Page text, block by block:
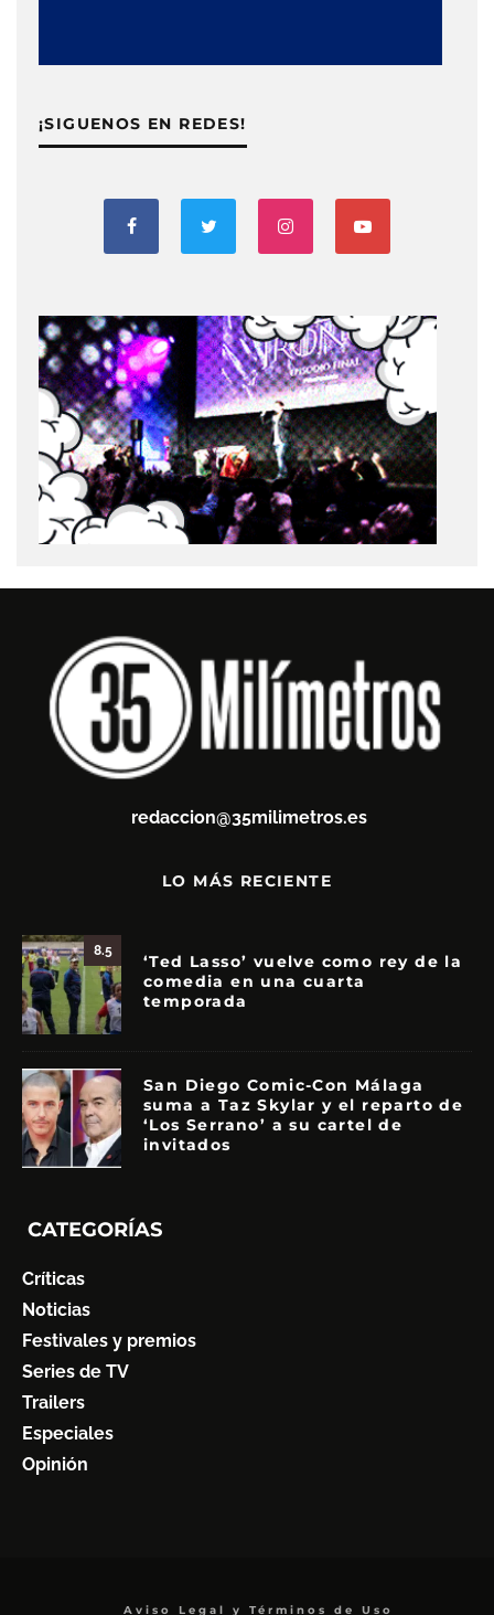
¡SIGUENOS EN REDES!
redaccion@35milimetros.es
LO MÁS RECIENTE
8.5
‘Ted Lasso’ vuelve como rey de la
comedia en una cuarta
temporada
San Diego Comic-Con Málaga
suma a Taz Skylar y el reparto de
‘Los Serrano’ a su cartel de
invitados
CATEGORÍAS
Críticas
Noticias
Festivales y premios
Series de TV
Trailers
Especiales
Opinión
Aviso Legal y Términos de Uso